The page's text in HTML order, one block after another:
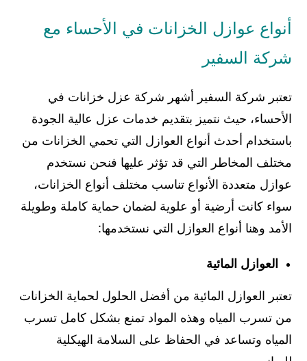
أنواع عوازل الخزانات في الأحساء مع
شركة السفير
تعتبر شركة السفير أشهر شركة عزل خزانات في
الأحساء، حيث نتميز بتقديم خدمات عزل عالية الجودة
باستخدام أحدث أنواع العوازل التي تحمي الخزانات من
مختلف المخاطر التي قد تؤثر عليها فنحن نستخدم
عوازل متعددة الأنواع تناسب مختلف أنواع الخزانات،
سواء كانت أرضية أو علوية لضمان حماية كاملة وطويلة
الأمد وهنا أنواع العوازل التي نستخدمها:
العوازل المائية
تعتبر العوازل المائية من أفضل الحلول لحماية الخزانات
من تسرب المياه وهذه المواد تمنع بشكل كامل تسرب
المياه وتساعد في الحفاظ على السلامة الهيكلية